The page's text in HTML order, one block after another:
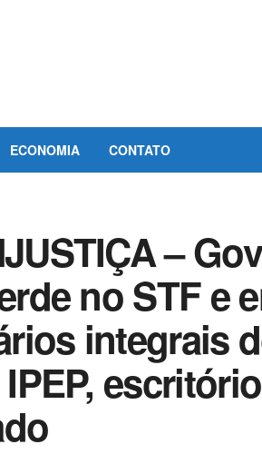
ECONOMIA CONTATO
–
no STF e
integrais